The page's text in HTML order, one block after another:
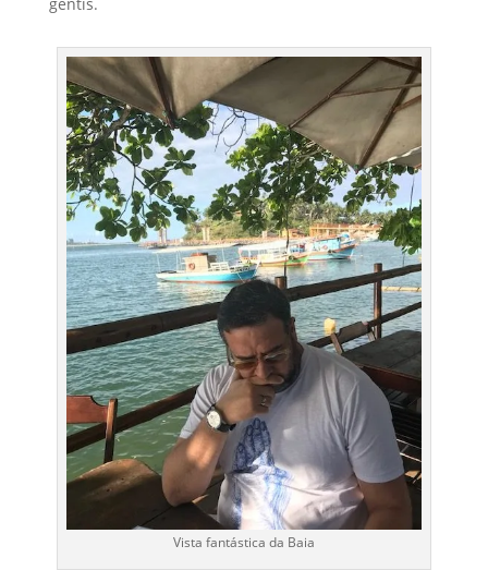
Vista fantástica da Baia
pagamento: dinheiro, cartões de débito e crédito
como chegar
: de ônibus qualquer linha para Zona
Sul (Nelson Costa, Hernane Sá, Ceplus, Olivença),
saltar no ponto da Rua 13 de maio. De carro, anote